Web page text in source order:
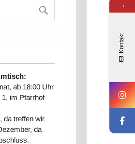
ab 18:00 Uhr
1, im Pfarrhof
da treffen wir
da
→
Kontakt